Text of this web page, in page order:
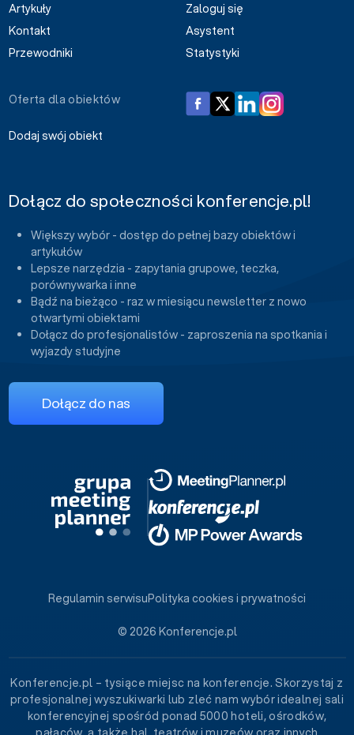
Artykuły
Kontakt
Przewodniki
Zaloguj się
Asystent
Statystyki
Oferta dla obiektów
Dodaj swój obiekt
Dołącz do społeczności konferencje.pl!
Większy wybór - dostęp do pełnej bazy obiektów i
artykułów
Lepsze narzędzia - zapytania grupowe, teczka,
porównywarka i inne
Bądź na bieżąco - raz w miesiącu newsletter z nowo
otwartymi obiektami
Dołącz do profesjonalistów - zaproszenia na spotkania i
wyjazdy studyjne
Dołącz do nas
© 2026 Konferencje.pl
Regulamin serwisuPolityka cookies i prywatności
Konferencje.pl – tysiące miejsc na konferencje. Skorzystaj z
profesjonalnej wyszukiwarki lub zleć nam wybór idealnej sali
konferencyjnej spośród ponad 5000 hoteli, ośrodków,